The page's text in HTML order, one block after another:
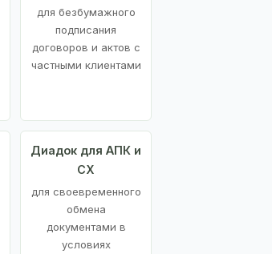
для безбумажного
подписания
договоров и актов с
частными клиентами
Диадок для АПК и
СХ
для своевременного
обмена
документами в
условиях